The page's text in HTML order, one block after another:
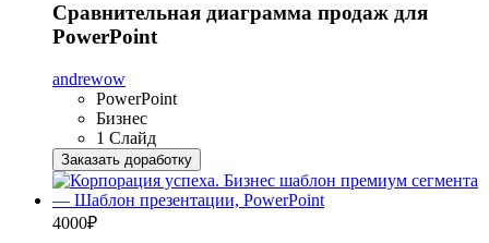
Сравнительная диаграмма продаж для
PowerPoint
andrewow
PowerPoint
Бизнес
1 Слайд
Заказать доработку
4000₽